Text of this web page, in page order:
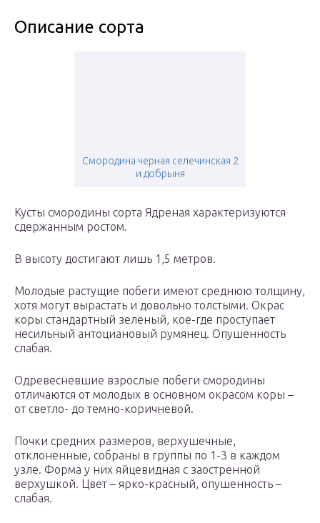
Описание сорта
Смородина черная селечинская 2
и добрыня
Кусты смородины сорта Ядреная характеризуются
сдержанным ростом.
В высоту достигают лишь 1,5 метров.
Молодые растущие побеги имеют среднюю толщину,
хотя могут вырастать и довольно толстыми. Окрас
коры стандартный зеленый, кое-где проступает
несильный антоциановый румянец. Опушенность
слабая.
Одревесневшие взрослые побеги смородины
отличаются от молодых в основном окрасом коры –
от светло- до темно-коричневой.
Почки средних размеров, верхушечные,
отклоненные, собраны в группы по 1-3 в каждом
узле. Форма у них яйцевидная с заостренной
верхушкой. Цвет – ярко-красный, опушенность –
слабая.